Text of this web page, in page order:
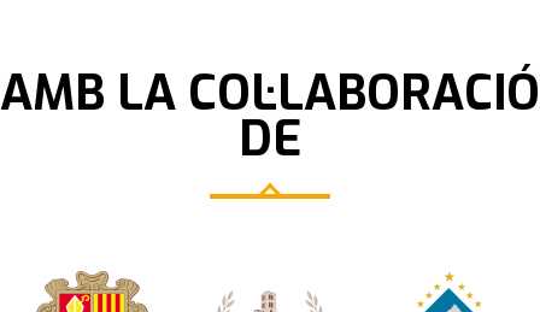
AMB LA COL·LABORACIÓ
DE